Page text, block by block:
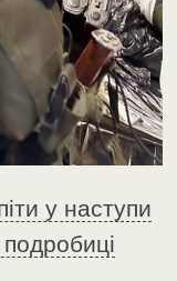
у наступи
подробиці